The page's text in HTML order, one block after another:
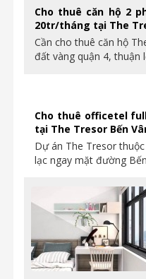
Cho thuê căn hộ 2
20tr/tháng tại The
Cần cho thuê căn hộ
đất vàng quận 4, thuận
Cho thuê officetel
tại The Tresor Bến
Dự án The Tresor
lạc ngay mặt đường